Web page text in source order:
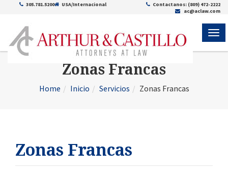
USA/Internacional
305.781.5200
Contactanos: (809) 472-2222
ac@aclaw.com
Zonas Francas
Home Inicio Servicios Zonas Francas
Zonas Francas